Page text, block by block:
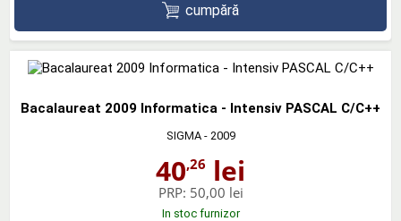
cumpără
Bacalaureat 2009 Informatica - Intensiv PASCAL C/C++
SIGMA- 2009
40,26 lei
PRP: 50,00 lei
In stoc furnizor